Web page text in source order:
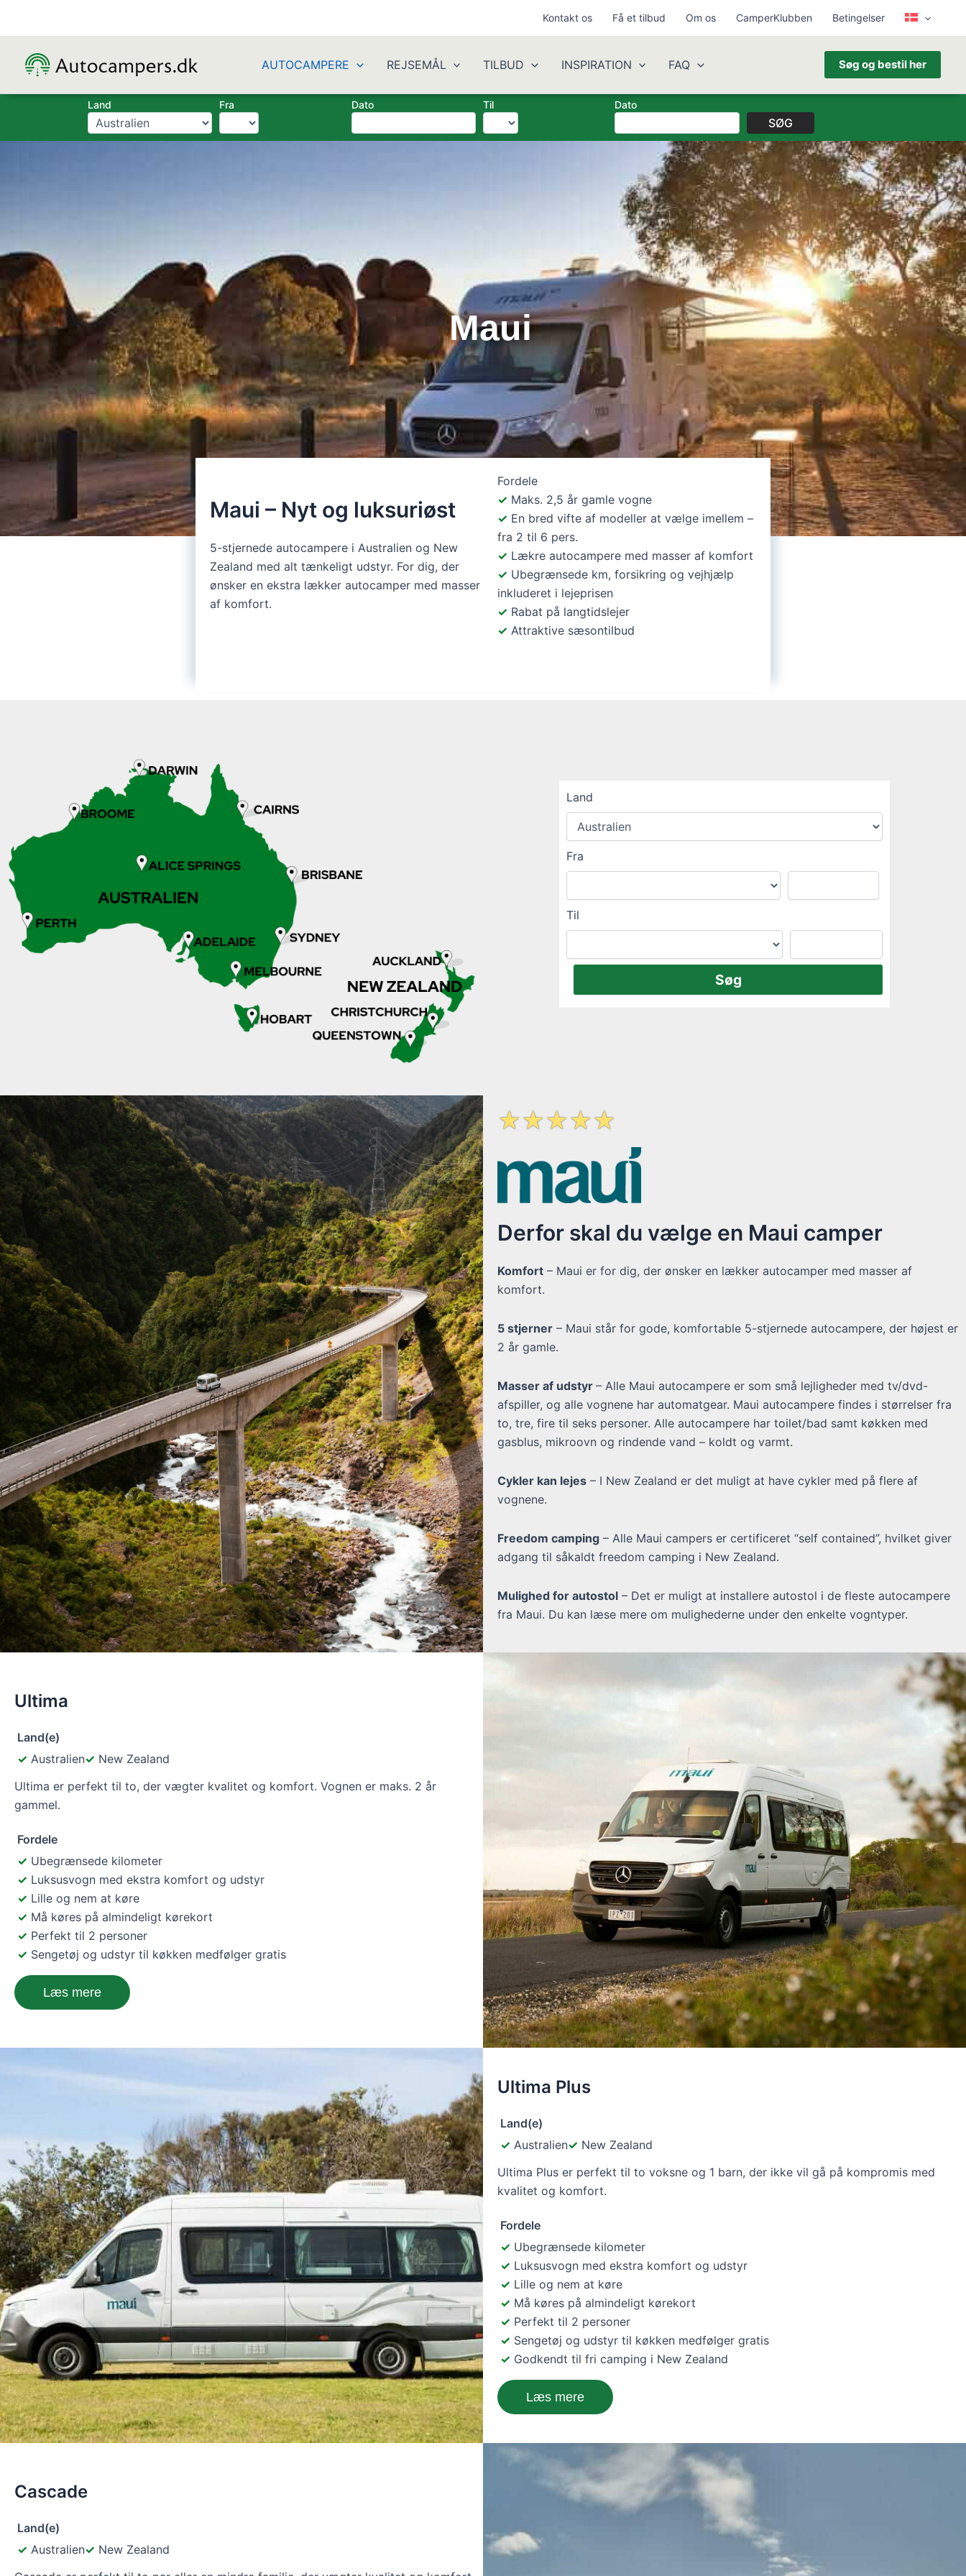
Kontakt os Få et tilbud Om os CamperKlubben Betingelser
AUTOCAMPERE REJSEMÅL TILBUD INSPIRATION FAQ Søg og bestil her
Land Fra Dato Til Dato
SØG
Maui
Maui – Nyt og luksuriøst
5-stjernede autocampere i Australien og New
Zealand med alt tænkeligt udstyr. For dig, der
ønsker en ekstra lækker autocamper med masser
af komfort.
Fordele
Maks. 2,5 år gamle vogne
En bred vifte af modeller at vælge imellem –
fra 2 til 6 pers.
Lækre autocampere med masser af komfort
Ubegrænsede km, forsikring og vejhjælp
inkluderet i lejeprisen
Rabat på langtidslejer
Attraktive sæsontilbud
Land
Fra
Til
☆☆☆☆☆
Derfor skal du vælge en Maui camper
Komfort – Maui er for dig, der ønsker en lækker autocamper med masser af
komfort.
5 stjerner – Maui står for gode, komfortable 5-stjernede autocampere, der højest er
2 år gamle.
Masser af udstyr – Alle Maui autocampere er som små lejligheder med tv/dvd-
afspiller, og alle vognene har automatgear. Maui autocampere findes i størrelser fra
to, tre, fire til seks personer. Alle autocampere har toilet/bad samt køkken med
gasblus, mikroovn og rindende vand – koldt og varmt.
Cykler kan lejes – I New Zealand er det muligt at have cykler med på flere af
vognene.
Freedom camping – Alle Maui campers er certificeret “self contained”, hvilket giver
adgang til såkaldt freedom camping i New Zealand.
Mulighed for autostol – Det er muligt at installere autostol i de fleste autocampere
fra Maui. Du kan læse mere om mulighederne under den enkelte vogntyper.
Ultima
Land(e)
Australien
New Zealand
Ultima er perfekt til to, der vægter kvalitet og komfort. Vognen er maks. 2 år
gammel.
Fordele
Ubegrænsede kilometer
Luksusvogn med ekstra komfort og udstyr
Lille og nem at køre
Må køres på almindeligt kørekort
Perfekt til 2 personer
Sengetøj og udstyr til køkken medfølger gratis
Læs mere
Ultima Plus
Land(e)
Australien
New Zealand
Ultima Plus er perfekt til to voksne og 1 barn, der ikke vil gå på kompromis med
kvalitet og komfort.
Fordele
Ubegrænsede kilometer
Luksusvogn med ekstra komfort og udstyr
Lille og nem at køre
Må køres på almindeligt kørekort
Perfekt til 2 personer
Sengetøj og udstyr til køkken medfølger gratis
Godkendt til fri camping i New Zealand
Læs mere
Cascade
Land(e)
Australien
New Zealand